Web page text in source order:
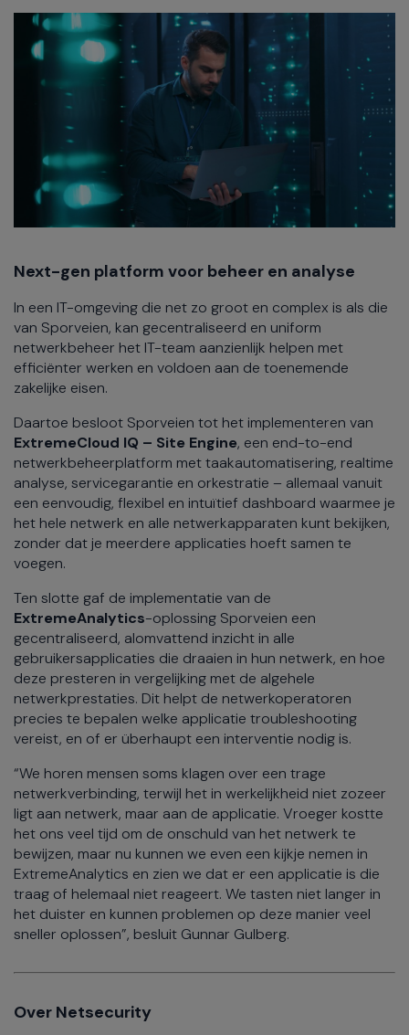
Next-gen platform voor beheer en analyse
In een IT-omgeving die net zo groot en complex is als die
van Sporveien, kan gecentraliseerd en uniform
netwerkbeheer het IT-team aanzienlijk helpen met
efficiënter werken en voldoen aan de toenemende
zakelijke eisen.
Daartoe besloot Sporveien tot het implementeren van
ExtremeCloud IQ – Site Engine, een end-to-end
netwerkbeheerplatform met taakautomatisering, realtime
analyse, servicegarantie en orkestratie – allemaal vanuit
een eenvoudig, flexibel en intuïtief dashboard waarmee je
het hele netwerk en alle netwerkapparaten kunt bekijken,
zonder dat je meerdere applicaties hoeft samen te
voegen.
Ten slotte gaf de implementatie van de
ExtremeAnalytics-oplossing Sporveien een
gecentraliseerd, alomvattend inzicht in alle
gebruikersapplicaties die draaien in hun netwerk, en hoe
deze presteren in vergelijking met de algehele
netwerkprestaties. Dit helpt de netwerkoperatoren
precies te bepalen welke applicatie troubleshooting
vereist, en of er überhaupt een interventie nodig is.
“We horen mensen soms klagen over een trage
netwerkverbinding, terwijl het in werkelijkheid niet zozeer
ligt aan netwerk, maar aan de applicatie. Vroeger kostte
het ons veel tijd om de onschuld van het netwerk te
bewijzen, maar nu kunnen we even een kijkje nemen in
ExtremeAnalytics en zien we dat er een applicatie is die
traag of helemaal niet reageert. We tasten niet langer in
het duister en kunnen problemen op deze manier veel
sneller oplossen”, besluit Gunnar Gulberg.
Over Netsecurity